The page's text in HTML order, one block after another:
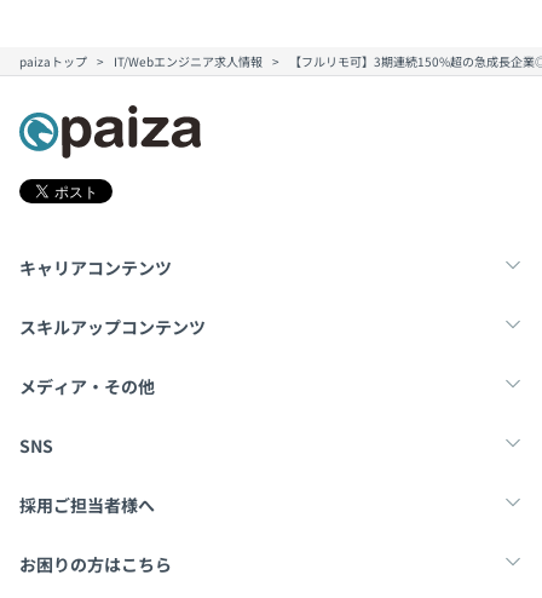
paizaトップ IT/Webエンジニア求人情報 【フルリモ可】3期連続150%超の急成長企
キャリアコンテンツ
転職・キャリア
スキルアップコンテンツ
学習
メディア・その他
Tech Team Journal
SNS
X
採用ご担当者様へ
採用・教育をお考えの企業様へ
お困りの方はこちら